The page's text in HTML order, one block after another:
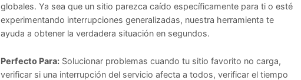
globales. Ya sea que un sitio parezca caído específicamente para ti o esté
experimentando interrupciones generalizadas, nuestra herramienta te
ayuda a obtener la verdadera situación en segundos.
Perfecto Para: Solucionar problemas cuando tu sitio favorito no carga,
verificar si una interrupción del servicio afecta a todos, verificar el tiempo